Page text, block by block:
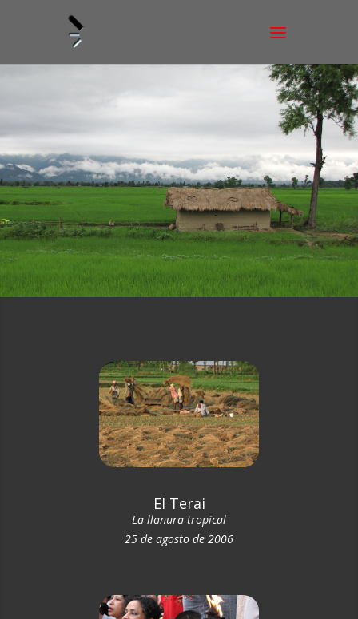
El Terai
La llanura tropical
25 de agosto de 2006